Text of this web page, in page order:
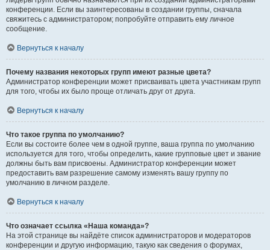
конференции. Если вы заинтересованы в создании группы, сначала
свяжитесь с администратором; попробуйте отправить ему личное
сообщение.
Вернуться к началу
Почему названия некоторых групп имеют разные цвета?
Администратор конференции может присваивать цвета участникам групп
для того, чтобы их было проще отличать друг от друга.
Вернуться к началу
Что такое группа по умолчанию?
Если вы состоите более чем в одной группе, ваша группа по умолчанию
используется для того, чтобы определить, какие групповые цвет и звание
должны быть вам присвоены. Администратор конференции может
предоставить вам разрешение самому изменять вашу группу по
умолчанию в личном разделе.
Вернуться к началу
Что означает ссылка «Наша команда»?
На этой странице вы найдёте список администраторов и модераторов
конференции и другую информацию, такую как сведения о форумах,